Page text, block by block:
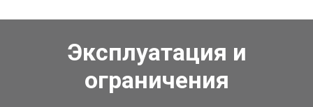
Эксплуатация и
ограничения